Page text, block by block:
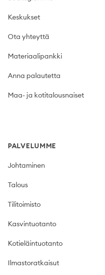
Keskukset
Ota yhteyttä
Materiaalipankki
Anna palautetta
Maa- ja kotitalousnaiset
PALVELUMME
Johtaminen
Talous
Tilitoimisto
Kasvintuotanto
Kotieläintuotanto
Ilmastoratkaisut